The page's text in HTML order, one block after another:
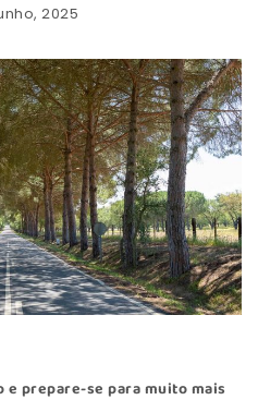
2025
prepare-se para muito mais